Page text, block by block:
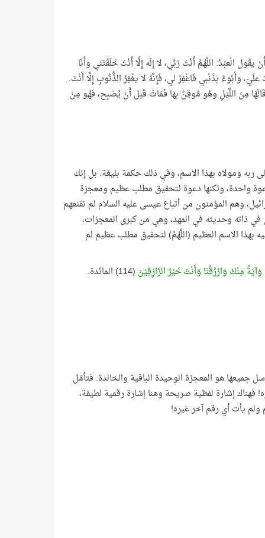
الْعبْدُ: اللَّهُمَّ أَنْتَ رَبِّي، لا إِلَه إِلَّا أَنْتَ خَلَقْتَني وأَنَا
وأَبُوءُ بذَنْبي فَاغْفِرْ لي، فَإِنَّهُ لا يغْفِرُ الذُّنُوبِ إِلَّا أَنْتَ.
مِنَ اللَّيْلِ وهُو مُوقِنٌ بها فَمَاتَ قَبل أَنْ يُصْبِح، فهُو مِنْ
ربه ومولاه بهذا الاسم، وفي ذلك حكمة بليغة. بل إنك
واحدة، ولكنها دعوة لتحقيق مطلب عظيم ومعجزة
وهم المؤمنون من أتباع عيسى عليه السلام لم تقنعهم
في ذاته وحديثه في المهد، وهي من كبرى المعجزات،
بهذا الاسم العظيم (اللَّهُمَّ) لتحقيق مطلب عظيم لم
مِنْكَ وَارْزُقْنَا وَأَنْتَ خَيْرُ الرَّازِقِيْنَ (114) المائدة.
جميعها هو المعجزة الوحيدة الباقية والخالدة. فتأمّل
فهناك إشارة لفظية صريحة وهنا إشارة رقمية لطيفة،